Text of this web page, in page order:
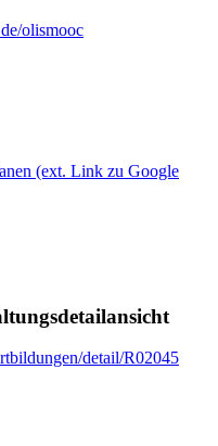
olismooc
(ext. Link zu Google
detail/R02045